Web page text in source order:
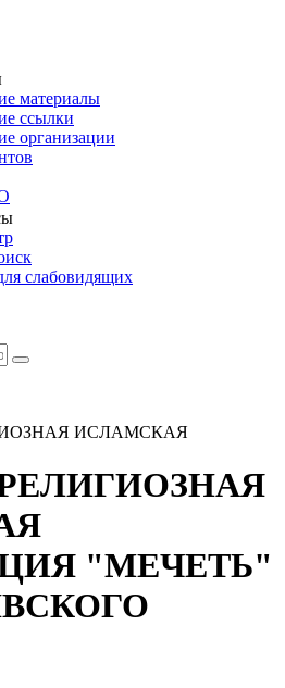
материалы
ссылки
организации
слабовидящих
ИСЛАМСКАЯ
"МЕЧЕТЬ"